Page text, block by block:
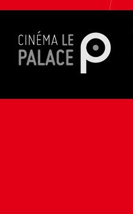
les
articles
entre
les
articles